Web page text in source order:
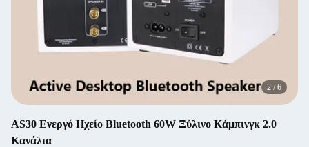
2 /6
AS30 Ενεργό Ηχείο Bluetooth 60W Ξύλινο Κάμπινγκ 2.0
Κανάλια